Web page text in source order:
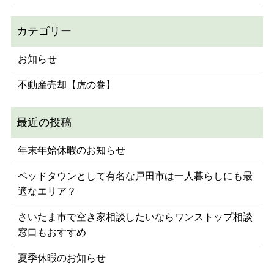
お知らせ
不動産売却【虎の巻】
年末年始休暇のお知らせ
ベッドタウンとして有名な戸田市は一人暮らしにも最
適なエリア？
さいたま市で空き家相談したいならワンストップ相談
窓口もおすすめ
夏季休暇のお知らせ